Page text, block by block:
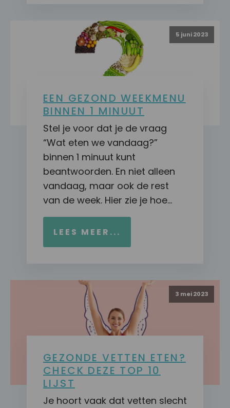
5 juni 2023
EEN GEZOND WEEKMENU
BINNEN 1 MINUUT
Stel je voor dat je de vraag
“Wat eten we vandaag?”
binnen 1 minuut kunt
beantwoorden. En niet alleen
vandaag, maar ook de rest
van de week. Hier zie je hoe…
LEES MEER...
3 mei 2023
GEZONDE VETTEN ETEN?
CHECK DEZE TOP 10
LIJST
Je hoort vaak dat vetten slecht